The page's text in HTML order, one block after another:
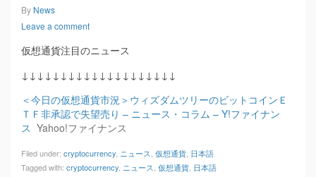
By News
Leave a comment
仮想通貨注目のニュース
↓↓↓↓↓↓↓↓↓↓↓↓↓↓↓↓↓↓↓↓
＜今日の仮想通貨市況＞ウィズダムツリーのビットコインＥ
ＴＦ非承認で失望売り – ニュース・コラム – Y!ファイナン
ス Yahoo!ファイナンス
Filed under: cryptocurrency ニュース 仮想通貨 日本語
Tagged with: cryptocurrency ニュース 仮想通貨 日本語